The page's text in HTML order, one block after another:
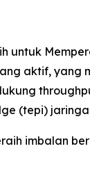
untuk
aktif, yang
(tepi)
imbalan